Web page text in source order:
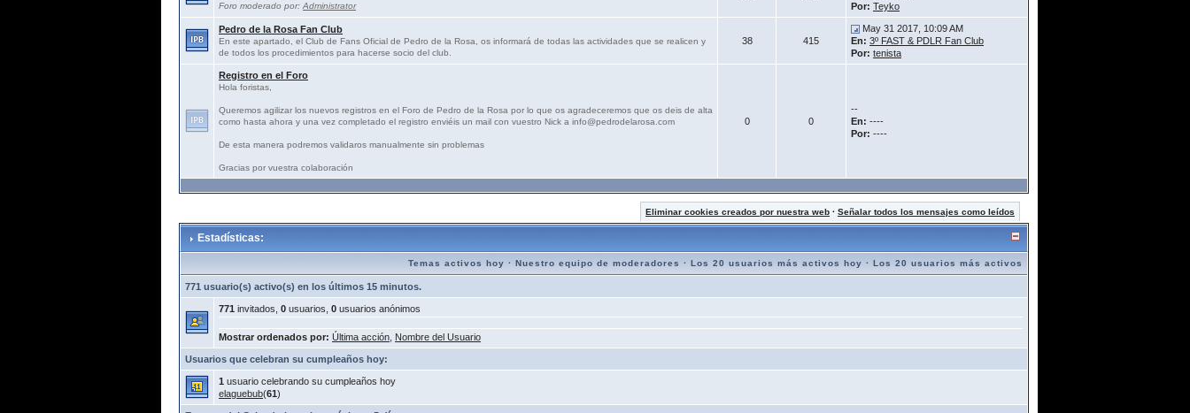
Foro moderado por: Administrator
Por: Teyko
Pedro de la Rosa Fan Club
En este apartado, el Club de Fans Oficial de Pedro de la Rosa, os informará de todas las actividades que se realicen y
de todos los procedimientos para hacerse socio del club.
38 415
May 31 2017, 10:09 AM
En: 3º FAST & PDLR Fan Club
Por: tenista
Registro en el Foro
Hola foristas,
Queremos agilizar los nuevos registros en el Foro de Pedro de la Rosa por lo que os agradeceremos que os deis de alta
como hasta ahora y una vez completado el registro enviéis un mail con vuestro Nick a info@pedrodelarosa.com
De esta manera podremos validaros manualmente sin problemas
Gracias por vuestra colaboración
0 0
--
En: ----
Por: ----
Eliminar cookies creados por nuestra web · Señalar todos los mensajes como leídos
Estadísticas:
Temas activos hoy · Nuestro equipo de moderadores · Los 20 usuarios más activos hoy · Los 20 usuarios más activos
771 usuario(s) activo(s) en los últimos 15 minutos.
771 invitados, 0 usuarios, 0 usuarios anónimos
Mostrar ordenados por: Última acción Nombre del Usuario
Usuarios que celebran su cumpleaños hoy:
1 usuario celebrando su cumpleaños hoy
elaguebub(61)